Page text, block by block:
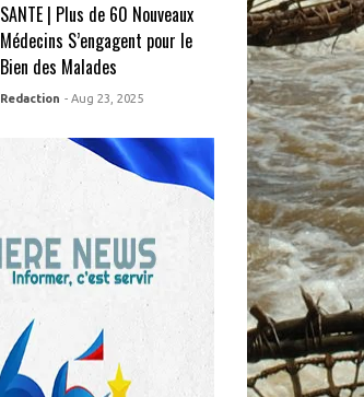
SANTE | Plus de 60 Nouveaux
Médecins S’engagent pour le
Bien des Malades
Redaction - Aug 23, 2025